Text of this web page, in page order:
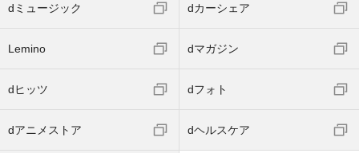
dミュージック dカーシェア
Lemino dマガジン
dヒッツ dフォト
dアニメストア dヘルスケア